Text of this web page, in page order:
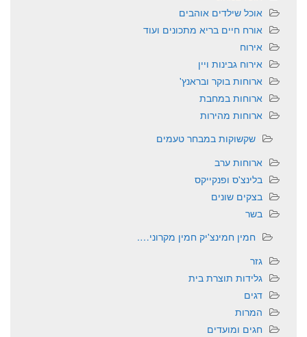
אוכל שילדים אוהבים
אורח חיים בריא מתכונים ועוד
אירוח
אירוח גבינות ויין
ארוחות בוקר ובראנץ'
ארוחות במחבת
ארוחות מהירות
שקשוקות במבחר טעמים
ארוחות ערב
בלינצ'ס ופנקייקס
בצקים שונים
בשר
חמין חמינצ'יק חמין מקרוני….
גזר
גלידות תוצרת בית
דגים
המרות
חגים ומועדים